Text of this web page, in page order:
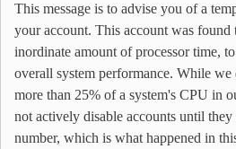
This message is to advise you of a
your account. This account was found
inordinate amount of processor time,
overall system performance. While
more than 25% of a system's CPU in
not actively disable accounts until they
number, which is what happened in